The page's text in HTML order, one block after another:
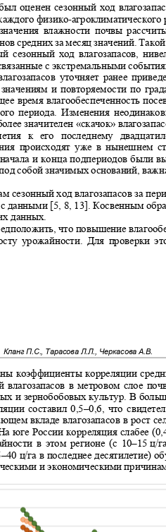
оценен сезонный ход
физико-
влажности почвы
средних за месяц значений.
сезонный ход влагозапасов,
с экстремальными
уточняет ранее
и повторяемости по
время влагообеспеченность
периода. Изменения
значителен «скачок»
к его последнему
происходят уже в нынешнем
и конца подпериодов были
собой значимых оснований,
сезонный ход влагозапасов за
с данными [5, 8, 13]. Косвенным
данных.
что повышение
урожайности. Для проверки
Кланг П.С., Тарасова Л.Л., Черкасова А.В.
коэффициенты корреляции
влагозапасов в метровом слое
и зернобобовых культур. В
составил 0,5–0,6, что
вкладе влагозапасов в рост
юге России корреляция слабее
в этом регионе (с 10–15ц/
–40 ц/га в последнее десятилетие)
и экономическими